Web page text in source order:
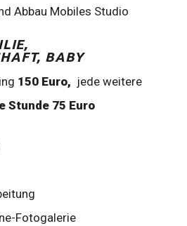
Abbau Mobiles Studio
BABY
150 Euro, jede weitere
Stunde 75 Euro
Fotogalerie